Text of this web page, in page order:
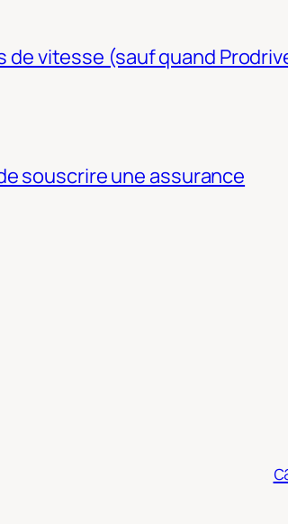
vitesse (sauf quand
souscrire une assurance